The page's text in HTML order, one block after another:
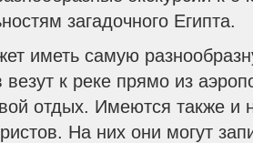
загадочного Египта.
иметь самую
везут к реке прямо из
отдых. Имеются также и
На них они могут